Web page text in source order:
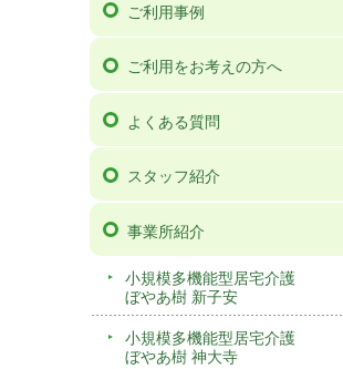
ご利用事例
ご利用をお考えの方へ
よくある質問
スタッフ紹介
事業所紹介
小規模多機能型居宅介護
ぼやあ樹 新子安
小規模多機能型居宅介護
ぼやあ樹 神大寺